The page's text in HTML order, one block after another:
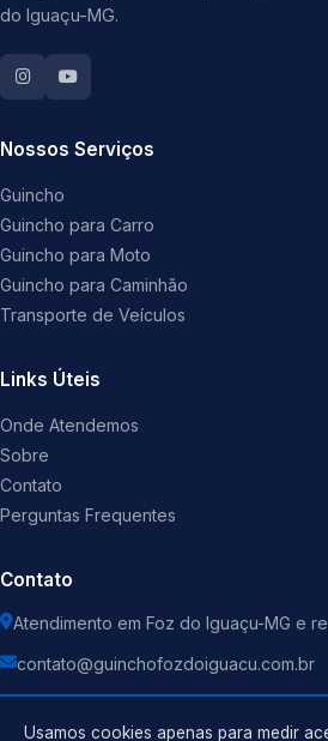
do Iguaçu-MG.
Nossos Serviços
Guincho
Guincho para Carro
Guincho para Moto
Guincho para Caminhão
Transporte de Veículos
Links Úteis
Onde Atendemos
Sobre
Contato
Perguntas Frequentes
Contato
Atendimento em Foz do Iguaçu-MG e
contato@guinchofozdoiguacu.com.br
Usamos cookies apenas para medir